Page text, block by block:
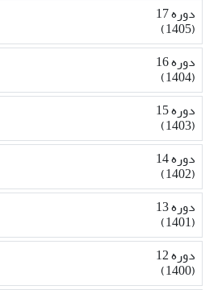
دوره 17
(1405)
دوره 16
(1404)
دوره 15
(1403)
دوره 14
(1402)
دوره 13
(1401)
دوره 12
(1400)